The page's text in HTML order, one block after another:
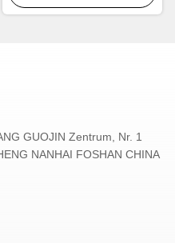
GUOJIN Zentrum, Nr. 1
NANHAI FOSHAN CHINA